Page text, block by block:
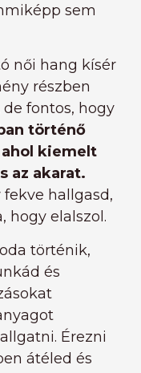
sem
női hang kísér
részben
fontos, hogy
történő
kiemelt
az akarat.
hallgasd,
hogy elalszol.
történik,
és
Érezni
átéled és